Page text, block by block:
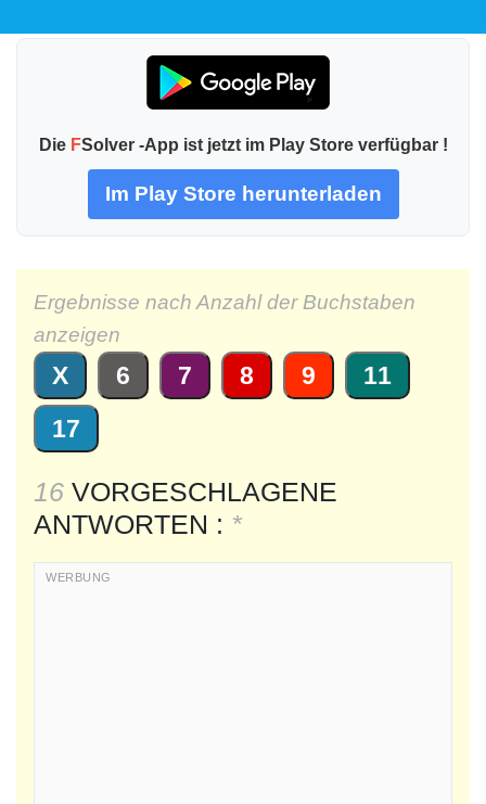
Die FSolver -App ist jetzt im Play Store verfügbar !
Im Play Store herunterladen
Ergebnisse nach Anzahl der Buchstaben
anzeigen
X 6 7 8 9
11
17
16 VORGESCHLAGENE
ANTWORTEN : *